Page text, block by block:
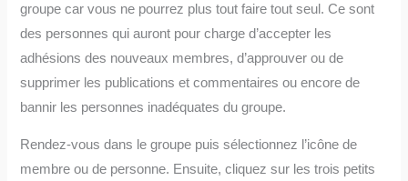
groupe car vous ne pourrez plus tout faire tout seul. Ce sont
des personnes qui auront pour charge d’accepter les
adhésions des nouveaux membres, d’approuver ou de
supprimer les publications et commentaires ou encore de
bannir les personnes inadéquates du groupe.
Rendez-vous dans le groupe puis sélectionnez l’icône de
membre ou de personne. Ensuite, cliquez sur les trois petits